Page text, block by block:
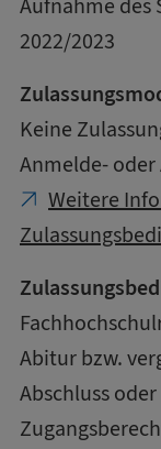
Aufnahme des
2022/2023
Keine
Anmelde-
Weitere
Abitur bzw.
Abschluss